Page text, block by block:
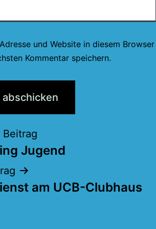
und Website in diesem Browser
Kommentar speichern.
Jugend
am UCB-Clubhaus